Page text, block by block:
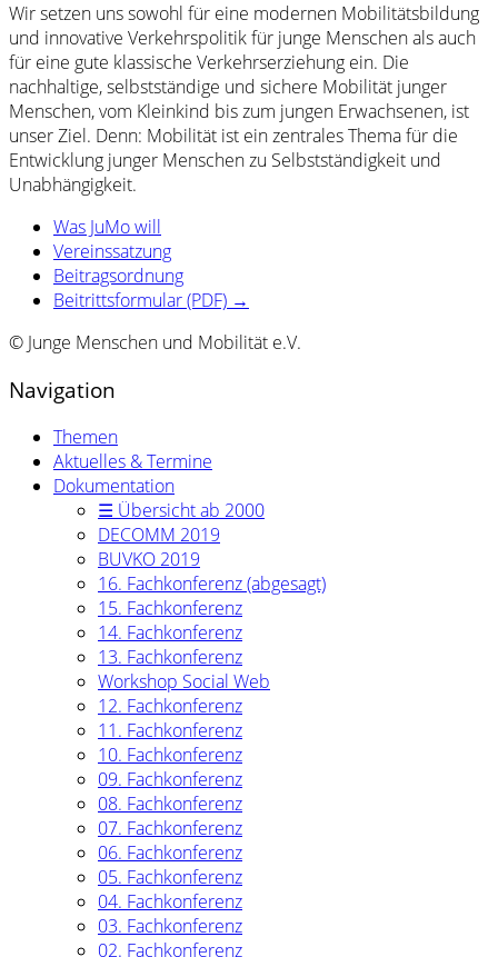
Wir setzen uns sowohl für eine modernen Mobilitätsbildung
und innovative Verkehrspolitik für junge Menschen als auch
für eine gute klassische Verkehrserziehung ein. Die
nachhaltige, selbstständige und sichere Mobilität junger
Menschen, vom Kleinkind bis zum jungen Erwachsenen, ist
unser Ziel. Denn: Mobilität ist ein zentrales Thema für die
Entwicklung junger Menschen zu Selbstständigkeit und
Unabhängigkeit.
Was JuMo will
Vereinssatzung
Beitragsordnung
Beitrittsformular (PDF) →
© Junge Menschen und Mobilität e.V.
Navigation
Themen
Aktuelles & Termine
Dokumentation
☰ Übersicht ab 2000
DECOMM 2019
BUVKO 2019
16. Fachkonferenz (abgesagt)
15. Fachkonferenz
14. Fachkonferenz
13. Fachkonferenz
Workshop Social Web
12. Fachkonferenz
11. Fachkonferenz
10. Fachkonferenz
09. Fachkonferenz
08. Fachkonferenz
07. Fachkonferenz
06. Fachkonferenz
05. Fachkonferenz
04. Fachkonferenz
03. Fachkonferenz
02. Fachkonferenz